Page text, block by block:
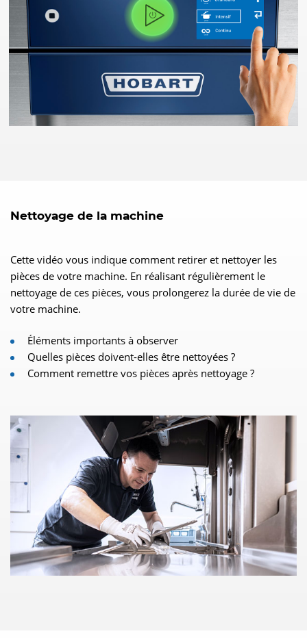
Nettoyage de la machine
Cette vidéo vous indique comment retirer et nettoyer les
pièces de votre machine. En réalisant régulièrement le
nettoyage de ces pièces, vous prolongerez la durée de vie de
votre machine.
Éléments importants à observer
Quelles pièces doivent-elles être nettoyées ?
Comment remettre vos pièces après nettoyage ?